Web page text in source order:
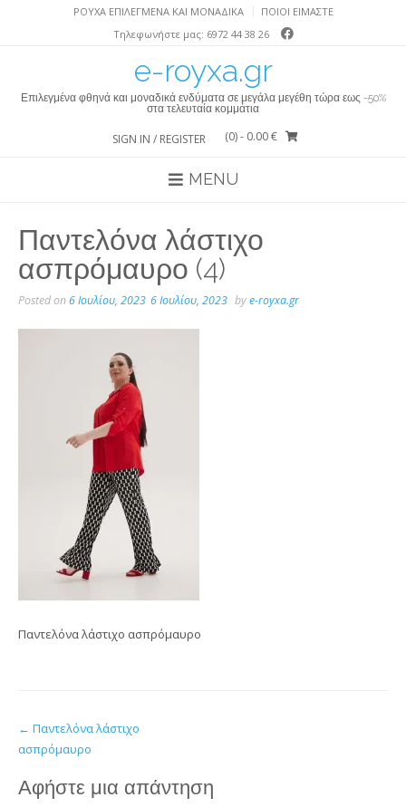
ΡΟΎΧΑ ΕΠΙΛΕΓΜΈΝΑ ΚΑΙ ΜΟΝΑΔΙΚΆ
ΠΟΙΟΙ ΕΙΜΑΣΤΕ
Τηλεφωνήστε μας: 6972 44 38 26
e-royxa.gr
Επιλεγμένα φθηνά και μοναδικά ενδύματα σε μεγάλα μεγέθη τώρα εως -50%
στα τελευταία κομμάτια
SIGN IN / REGISTER (0)- 0.00 €
MENU
Παντελόνα λάστιχο
ασπρόμαυρο (4)
Posted on6 Ιουλίου, 2023 6 Ιουλίου, 2023 bye-royxa.gr
Παντελόνα λάστιχο ασπρόμαυρο
Post
navigation
← Παντελόνα λάστιχο
ασπρόμαυρο
Αφήστε μια απάντηση